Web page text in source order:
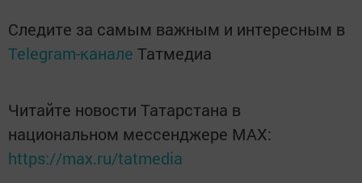
Следите за самым важным и интересным в
Telegram-канале Татмедиа
Читайте новости Татарстана в
национальном мессенджере MАХ:
https://max.ru/tatmedia